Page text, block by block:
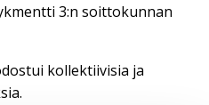
3:n soittokunnan
kollektiivisia ja